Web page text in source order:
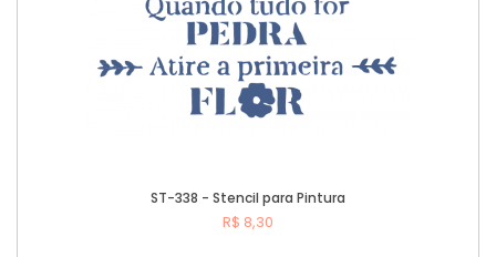
ST-338 - Stencil para Pintura
R$ 8,30